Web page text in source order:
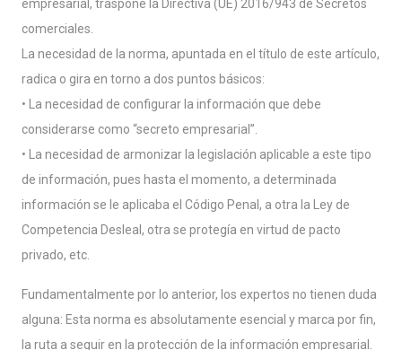
empresarial, traspone la Directiva (UE) 2016/943 de Secretos
comerciales.
La necesidad de la norma, apuntada en el título de este artículo,
radica o gira en torno a dos puntos básicos:
• La necesidad de configurar la información que debe
considerarse como “secreto empresarial”.
• La necesidad de armonizar la legislación aplicable a este tipo
de información, pues hasta el momento, a determinada
información se le aplicaba el Código Penal, a otra la Ley de
Competencia Desleal, otra se protegía en virtud de pacto
privado, etc.
Fundamentalmente por lo anterior, los expertos no tienen duda
alguna: Esta norma es absolutamente esencial y marca por fin,
la ruta a seguir en la protección de la información empresarial.